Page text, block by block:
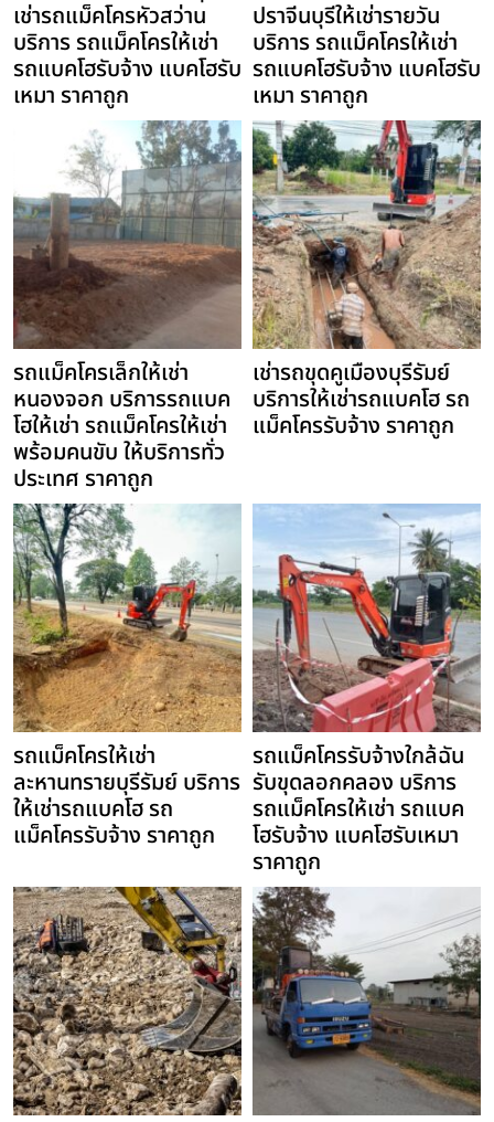
เช่ารถแม็คโครหัวสว่าน
บริการ รถแม็คโครให้เช่า
รถแบคโฮรับจ้าง แบคโฮรับ
เหมา ราคาถูก
ปราจีนบุรีให้เช่ารายวัน
บริการ รถแม็คโครให้เช่า
รถแบคโฮรับจ้าง แบคโฮรับ
เหมา ราคาถูก
รถแม็คโครเล็กให้เช่า
หนองจอก บริการรถแบค
โฮให้เช่า รถแม็คโครให้เช่า
พร้อมคนขับ ให้บริการทั่ว
ประเทศ ราคาถูก
เช่ารถขุดคูเมืองบุรีรัมย์
บริการให้เช่ารถแบคโฮ รถ
แม็คโครรับจ้าง ราคาถูก
รถแม็คโครให้เช่า
ละหานทรายบุรีรัมย์ บริการ
ให้เช่ารถแบคโฮ รถ
แม็คโครรับจ้าง ราคาถูก
รถแม็คโครรับจ้างใกล้ฉัน
รับขุดลอกคลอง บริการ
รถแม็คโครให้เช่า รถแบค
โฮรับจ้าง แบคโฮรับเหมา
ราคาถูก